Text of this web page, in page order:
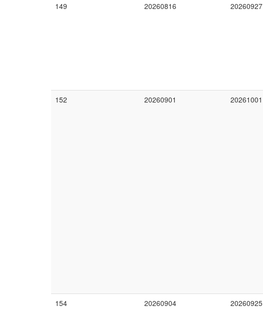
149 20260816 20260927
152 20260901 20261001
154 20260904 20260925